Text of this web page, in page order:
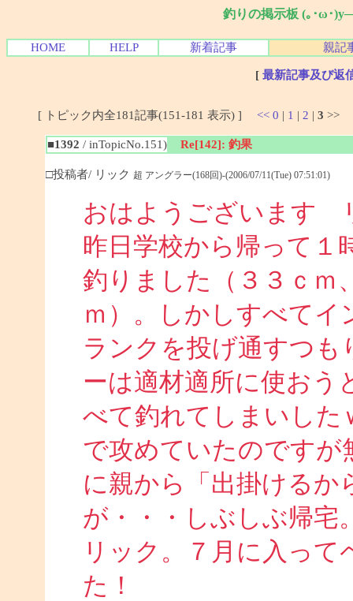
釣りの掲示板 (｡･ω･
HOME HELP 新着記事 親記
[ 最新記事及び返
[ トピック内全181記事(151-181 表示) ] << 0 | 1 | 2 | 3 >>
■1392 / inTopicNo.151) Re[142]: 釣果
□投稿者/ リック 超 アングラー(168回)-(2006/07/11(Tue) 07:51:01)
おはようございます
昨日学校から帰って１
釣りました（３３ｃｍ
ｍ）。しかしすべて
ランクを投げ通すつ
ーは適材適所に使おう
べて釣れてしまいした
で攻めていたのですが
に親から「出掛けるか
が・・・しぶしぶ帰宅
リック。７月に入っ
た！